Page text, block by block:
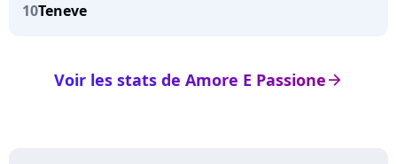
10Teneve
arrow_right
Voir les stats de Amore E Passione